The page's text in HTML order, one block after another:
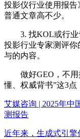
投影仪行业使用报
普通文章高不少。
3. 找KOL或行业
投影行业专家测评
与的内容。
做好GEO，不用
懂、权威背书”这3点
艾媒咨询 | 2025年中
测报告
近年来，生成式引